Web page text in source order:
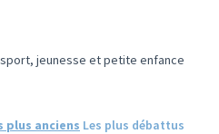
de la catégorie : Education,
jeunesse et petite enfance
plus anciens Les plus débattus